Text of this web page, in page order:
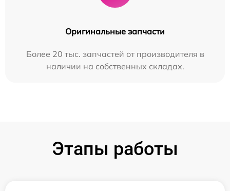
Оригинальные запчасти
Более 20 тыс. запчастей от производителя в
наличии на собственных складах.
Этапы работы